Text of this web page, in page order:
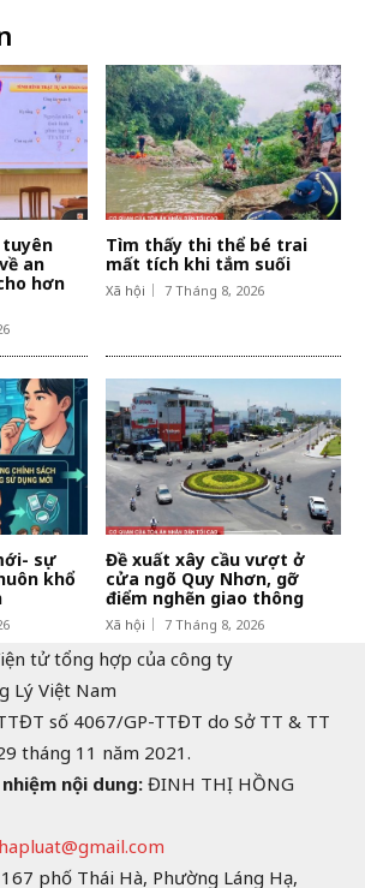
tuyên
an
hơn
Tìm thấy thi thể bé trai
mất tích khi tắm suối
Xã hội 7 Tháng 8, 2026
sự
khổ
Đề xuất xây cầu vượt ở
cửa ngõ Quy Nhơn, gỡ
điểm nghẽn giao thông
Xã hội 7 Tháng 8, 2026
tử tổng hợp của công ty
Lý Việt Nam
số 4067/GP-TTĐT do Sở TT & TT
tháng 11 năm 2021.
nội dung: ĐINH THỊ HỒNG
phố Thái Hà, Phường Láng Hạ,